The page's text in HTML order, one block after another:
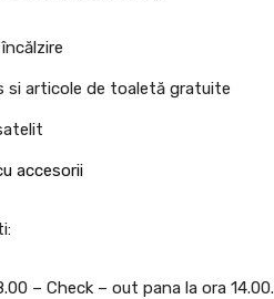
si articole de toaletă gratuite
accesorii
– Check – out pana la ora 14.00.